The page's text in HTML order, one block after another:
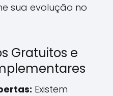
sua evolução no
Gratuitos e
Existem